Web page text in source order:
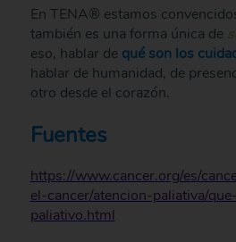
En TENA® estamos
también es una forma única de
eso, hablar de qué son los
hablar de humanidad, de
otro desde el corazón.
Fuentes
https://www.cancer.org/es/
el-cancer/atencion-paliativa/
paliativo.html